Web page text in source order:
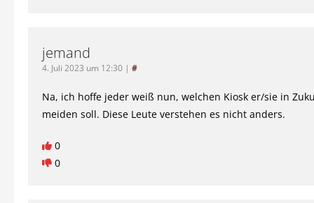
jemand
4. Juli 2023 um 12:30 | #
Na, ich hoffe jeder weiß nun, welchen Kiosk er/sie in
meiden soll. Diese Leute verstehen es nicht anders.
0
0